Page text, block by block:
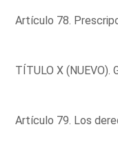
Artículo 78.
TÍTULO X (NUEVO).
Artículo 79. Los